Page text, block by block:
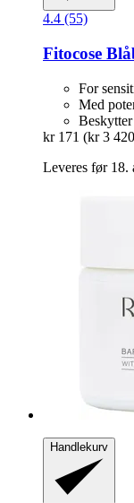
4.4 (55)
Fitocose
For
Med
kr 171 (kr 3
Leveres før 18.
Handlekurv